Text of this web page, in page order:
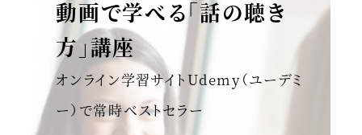
動画で学べる「話の聴き
方」講座
オンライン学習サイトUdemy（ユーデミ
ー）で常時ベストセラー